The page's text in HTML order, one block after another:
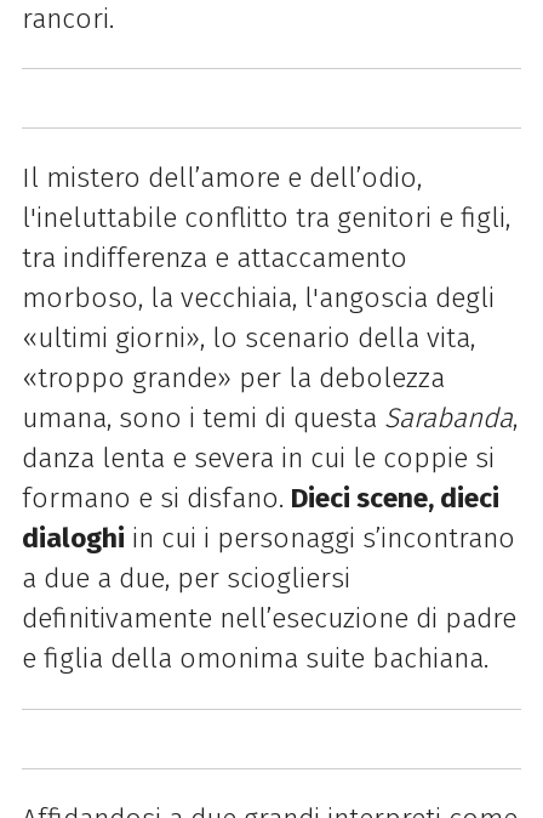
rancori.
Il mistero dell’amore e dell’odio,
l'ineluttabile conflitto tra genitori e figli,
tra indifferenza e attaccamento
morboso, la vecchiaia, l'angoscia degli
«ultimi giorni», lo scenario della vita,
«troppo grande» per la debolezza
umana, sono i temi di questa Sarabanda,
danza lenta e severa in cui le coppie si
formano e si disfano. Dieci scene, dieci
dialoghi in cui i personaggi s’incontrano
a due a due, per sciogliersi
definitivamente nell’esecuzione di padre
e figlia della omonima suite bachiana.